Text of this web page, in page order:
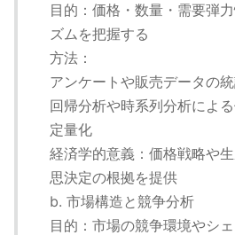
目的：価格・数量・需要弾
ズムを把握する
方法：
アンケートや販売データの
回帰分析や時系列分析によ
定量化
経済学的意義：価格戦略や
思決定の根拠を提供
b. 市場構造と競争分析
目的：市場の競争環境やシ